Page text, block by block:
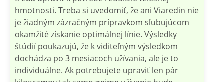
hmotnosti. Treba si uvedomiť, že ani Viaredin nie
je žiadným zázračným prípravkom sľubujúcom
okamžité získanie optimálnej línie. Výsledky
štúdií poukazujú, že k viditeľným výsledkom
dochádza po 3 mesiacoch užívania, ale je to
individuálne. Ak potrebujete upraviť len pár